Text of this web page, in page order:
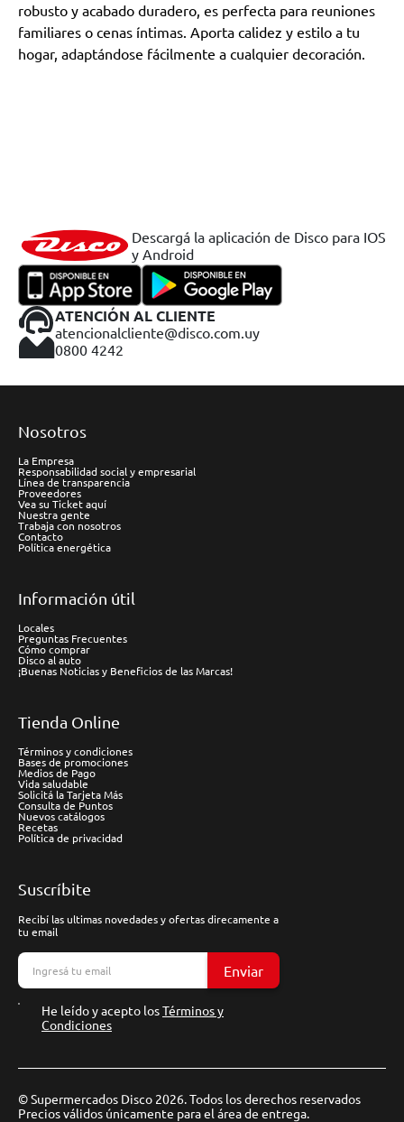
robusto y acabado duradero, es perfecta para reuniones
familiares o cenas íntimas. Aporta calidez y estilo a tu
hogar, adaptándose fácilmente a cualquier decoración.
Descargá la aplicación de Disco para IOS
y Android
ATENCIÓN AL CLIENTE
atencionalcliente@disco.com.uy
0800 4242
Nosotros
La Empresa
Responsabilidad social y empresarial
Línea de transparencia
Proveedores
Vea su Ticket aquí
Nuestra gente
Trabaja con nosotros
Contacto
Política energética
Información útil
Locales
Preguntas Frecuentes
Cómo comprar
Disco al auto
¡Buenas Noticias y Beneficios de las Marcas!
Tienda Online
Términos y condiciones
Bases de promociones
Medios de Pago
Vida saludable
Solicitá la Tarjeta Más
Consulta de Puntos
Nuevos catálogos
Recetas
Política de privacidad
Suscríbite
Recibí las ultimas novedades y ofertas direcamente a
tu email
Enviar
He leído y acepto losTérminos y
Condiciones
© Supermercados Disco 2026. Todos los derechos reservados
Precios válidos únicamente para el área de entrega.